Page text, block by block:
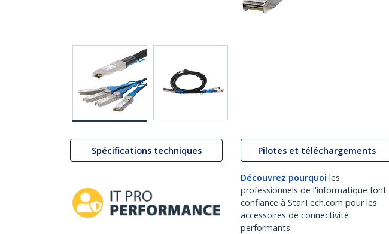
Spécifications techniques Pilotes et téléchargements
Découvrez pourquoi les
professionnels de l'informatique font
confiance à StarTech.com pour les
accessoires de connectivité
performants.